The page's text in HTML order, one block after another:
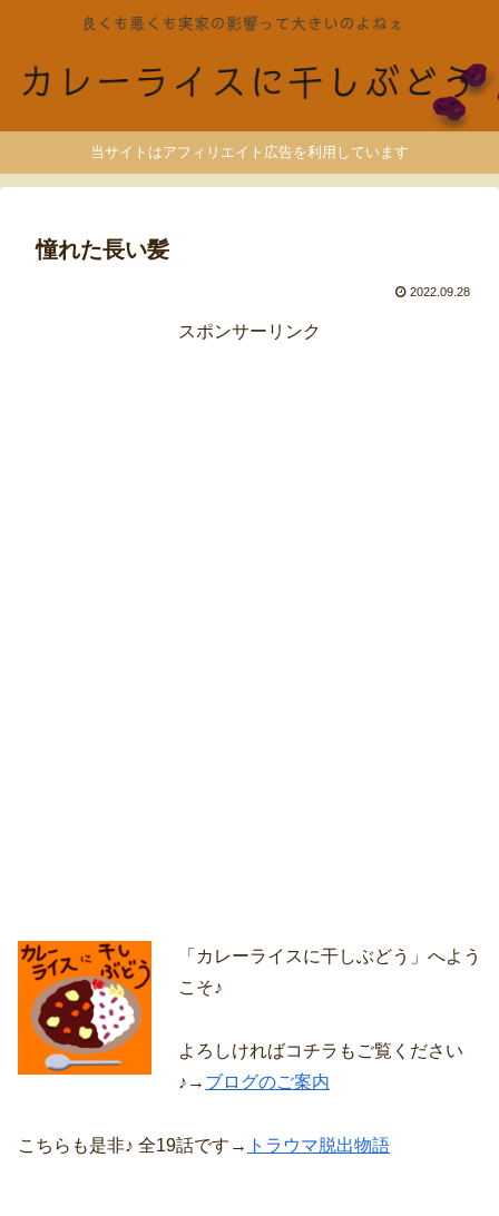
当サイトはアフィリエイト広告を利用しています
憧れた長い髪
2022.09.28
スポンサーリンク
「カレーライスに干しぶどう」へよう
こそ♪
よろしければコチラもご覧ください
♪→ ブログのご案内
こちらも是非♪ 全19話です→ トラウマ脱出物語